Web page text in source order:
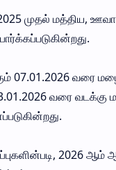
முதல் மத்திய,
வரை மழை
வரை வடக்கு
2026